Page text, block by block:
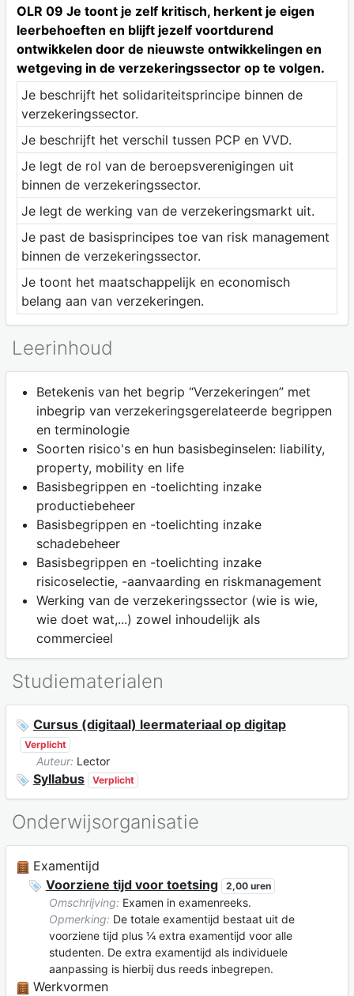
OLR 09 Je toont je zelf kritisch, herkent je eigen
leerbehoeften en blijft jezelf voortdurend
ontwikkelen door de nieuwste ontwikkelingen en
wetgeving in de verzekeringssector op te volgen.
Je beschrijft het solidariteitsprincipe binnen de
verzekeringssector.
Je beschrijft het verschil tussen PCP en VVD.
Je legt de rol van de beroepsverenigingen uit
binnen de verzekeringssector.
Je legt de werking van de verzekeringsmarkt uit.
Je past de basisprincipes toe van risk management
binnen de verzekeringssector.
Je toont het maatschappelijk en economisch
belang aan van verzekeringen.
Leerinhoud
Betekenis van het begrip “Verzekeringen” met
inbegrip van verzekeringsgerelateerde begrippen
en terminologie
Soorten risico's en hun basisbeginselen: liability,
property, mobility en life
Basisbegrippen en -toelichting inzake
productiebeheer
Basisbegrippen en -toelichting inzake
schadebeheer
Basisbegrippen en -toelichting inzake
risicoselectie, -aanvaarding en riskmanagement
Werking van de verzekeringssector (wie is wie,
wie doet wat,...) zowel inhoudelijk als
commercieel
Studiematerialen
Cursus (digitaal) leermateriaal op digitap
Verplicht
Auteur: Lector
Syllabus Verplicht
Onderwijsorganisatie
Examentijd
Voorziene tijd voor toetsing
2,00 uren
Omschrijving: Examen in examenreeks.
Opmerking: De totale examentijd bestaat uit de
voorziene tijd plus ¼ extra examentijd voor alle
studenten. De extra examentijd als individuele
aanpassing is hierbij dus reeds inbegrepen.
Werkvormen